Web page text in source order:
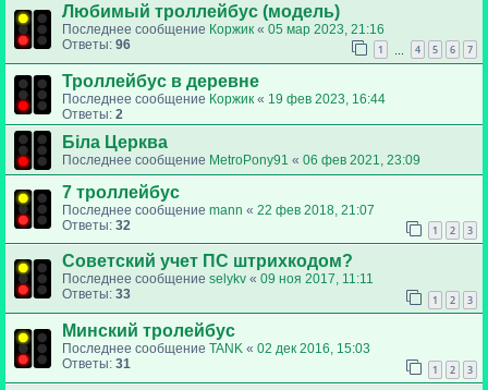
Любимый троллейбус (модель)
Последнее сообщение Коржик « 05 мар 2023, 21:16
Ответы: 96 1 4 5 6 7
Троллейбус в деревне
Последнее сообщение Коржик « 19 фев 2023, 16:44
Ответы: 2
Біла Церква
Последнее сообщение MetroPony91 « 06 фев 2021, 23:09
7 троллейбус
Последнее сообщение mann « 22 фев 2018, 21:07
Ответы: 32 1 2 3
Советский учет ПС штрихкодом?
Последнее сообщение selykv « 09 ноя 2017, 11:11
Ответы: 33 1 2 3
Минский тролейбус
Последнее сообщение TANK « 02 дек 2016, 15:03
Ответы: 31 1 2 3